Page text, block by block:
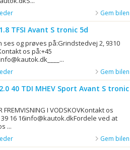
Gem bilen
TFSI Avant S tronic 5d
ses og prøves på:Grindstedvej 2, 9310
os på:+45
Gem bilen
40 TDI MHEV Sport Avant S tronic
FREMVISNING I VODSKOVKontakt os
39 16 16info@kautok.dkFordele ved at
...
Gem bilen